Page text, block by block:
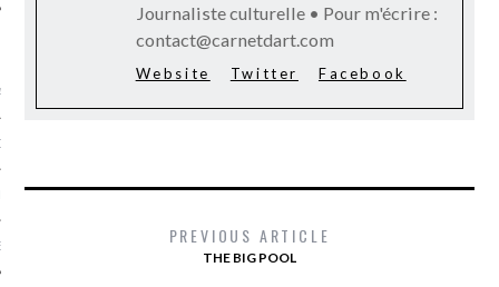
CARAVELLE
CARAVELLE
PODCAST
Journaliste culturelle • Pour m'écrire :
contact@carnetdart.com
Website Twitter Facebook
PREVIOUS ARTICLE
THE BIG POOL